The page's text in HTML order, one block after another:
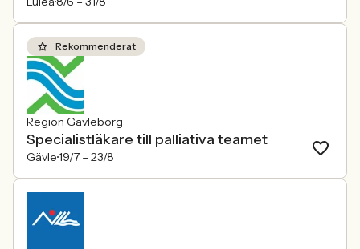
Rekommenderat
Region Gävleborg
Specialistläkare till palliativa teamet
Gävle19/7 – 23/8